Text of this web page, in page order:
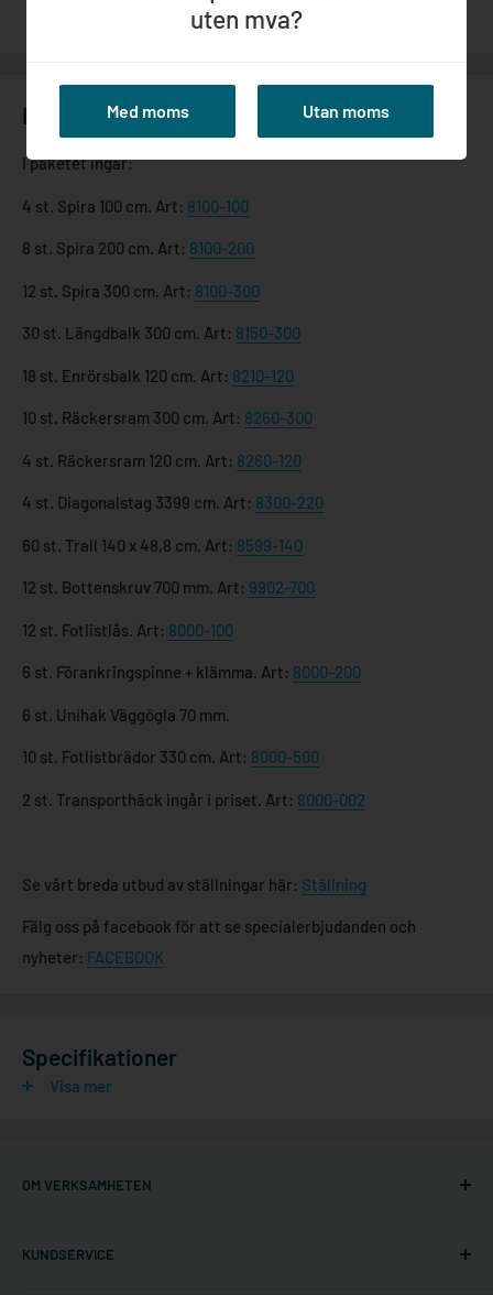
Beskrivning
I paketet ingår:
4 st. Spira 100 cm. Art: 8100-100
8 st. Spira 200 cm. Art: 8100-200
12 st. Spira 300 cm. Art: 8100-300
30 st. Längdbalk 300 cm. Art: 8150-300
18 st. Enrörsbalk 120 cm. Art: 8210-120
10 st. Räckersram 300 cm. Art: 8260-300
4 st. Räckersram 120 cm. Art: 8260-120
4 st. Diagonalstag 3399 cm. Art: 8300-220
60 st. Trall 140 x 48,8 cm. Art: 8599-140
12 st. Bottenskruv 700 mm. Art: 9902-700
12 st. Fotlistlås. Art: 8000-100
6 st. Förankringspinne + klämma. Art: 8000-200
6 st. Unihak Väggögla 70 mm.
10 st. Fotlistbrädor 330 cm. Art: 8000-500
2 st. Transporthäck ingår i priset. Art: 8000-002
Se vårt breda utbud av ställningar här: Ställning
Fälg oss på facebook för att se specialerbjudanden och
nyheter: FACEBOOK
Specifikationer
Visa mer
OM VERKSAMHETEN
Gräshoppsvägen 7 B (kontor/ej lager)
KUNDSERVICE
uten mva?
Med moms Utan moms